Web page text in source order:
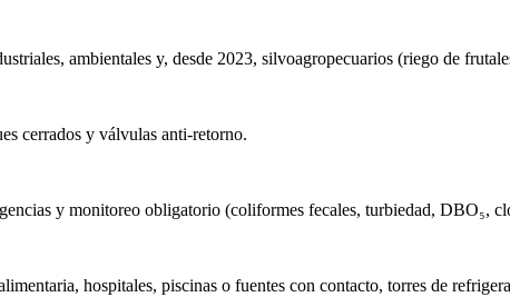
ambientales y, desde 2023, silvoagropecuarios (riego de
cerrados y válvulas anti-retorno.
y monitoreo obligatorio (coliformes fecales, turbiedad, DBO₅,
hospitales, piscinas o fuentes con contacto, torres de